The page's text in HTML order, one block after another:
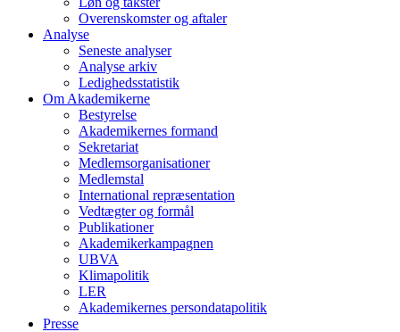
Overenskomster og aftaler
Analyse
Seneste analyser
Analyse arkiv
Ledighedsstatistik
Om Akademikerne
Bestyrelse
Akademikernes formand
Sekretariat
Medlemsorganisationer
Medlemstal
International repræsentation
Vedtægter og formål
Publikationer
Akademikerkampagnen
UBVA
Klimapolitik
LER
Akademikernes persondatapolitik
Presse